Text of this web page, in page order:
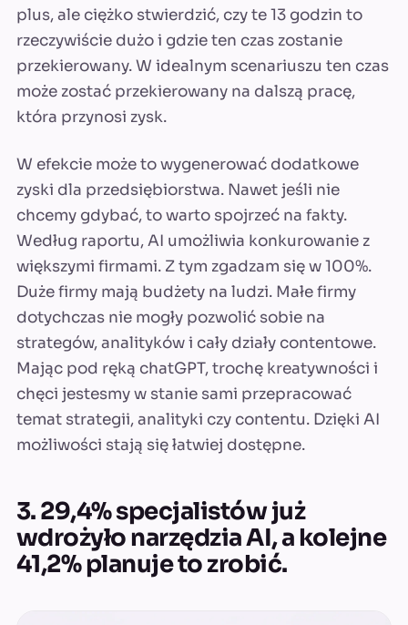
plus, ale ciężko stwierdzić, czy te 13 godzin to
rzeczywiście dużo i gdzie ten czas zostanie
przekierowany. W idealnym scenariuszu ten czas
może zostać przekierowany na dalszą pracę,
która przynosi zysk.
W efekcie może to wygenerować dodatkowe
zyski dla przedsiębiorstwa. Nawet jeśli nie
chcemy gdybać, to warto spojrzeć na fakty.
Według raportu, AI umożliwia konkurowanie z
większymi firmami. Z tym zgadzam się w 100%.
Duże firmy mają budżety na ludzi. Małe firmy
dotychczas nie mogły pozwolić sobie na
strategów, analityków i cały działy contentowe.
Mając pod ręką chatGPT, trochę kreatywności i
chęci jestesmy w stanie sami przepracować
temat strategii, analityki czy contentu. Dzięki AI
możliwości stają się łatwiej dostępne.
3. 29,4% specjalistów już
wdrożyło narzędzia AI, a kolejne
41,2% planuje to zrobić.